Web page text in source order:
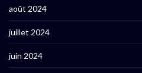
août 2024
juillet 2024
juin 2024